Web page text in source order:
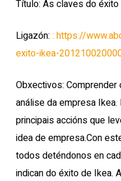
Título: As claves do éxito
Ligazón: : https://
exito-ikea-
Obxectivos:
análise da empresa
principais accións que
idea de empresa.Con
todos deténdonos en
indican do éxito de Ikea.